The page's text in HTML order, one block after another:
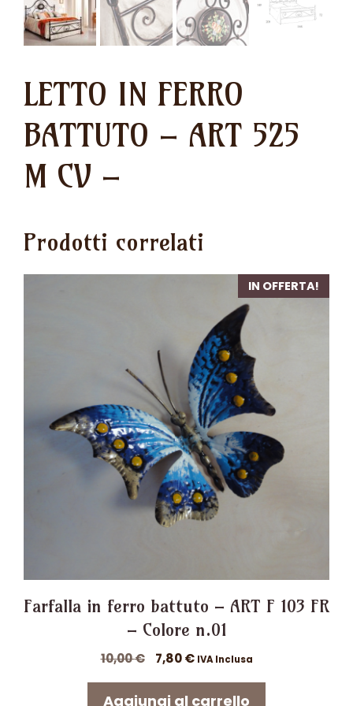
LETTO IN FERRO
BATTUTO – ART 525
M CV –
Prodotti correlati
IN OFFERTA!
Farfalla in ferro battuto – ART F 103 FR
– Colore n.01
10,00€
Il
originale
7,80€Il
attuale
IVA Inclusa
Aggiungi al carrello